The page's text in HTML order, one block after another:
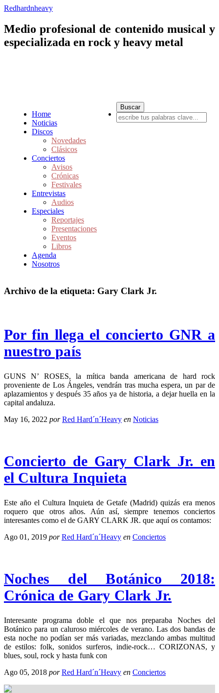
Redhardnheavy
Medio profesional de contenido musical y
especializada en rock y heavy metal
Home
Noticias
Discos
Novedades
Clásicos
Conciertos
Avisos
Crónicas
Festivales
Entrevistas
Audios
Especiales
Reportajes
Presentaciones
Eventos
Libros
Agenda
Nosotros
Archivo de la etiqueta: Gary Clark Jr.
Por fin llega el concierto GNR a
nuestro país
GUNS N’ ROSES, la mítica banda americana de hard rock
proveniente de Los Ángeles, vendrán tras mucha espera, un par de
aplazamientos y después 35 años ya de historia, a dejar huella en la
capital andaluza.
May 16, 2022 por Red Hard´n´Heavy en Noticias
Concierto de Gary Clark Jr. en
el Cultura Inquieta
Este año el Cultura Inquieta de Getafe (Madrid) quizás era menos
roquero que otros años. Aún así, siempre tenemos conciertos
interesantes como el de GARY CLARK JR. que aquí os contamos:
Ago 01, 2019 por Red Hard´n´Heavy en Conciertos
Noches del Botánico 2018:
Crónica de Gary Clark Jr.
Interesante programa doble el que nos preparaba Noches del
Botánico para un caluroso miércoles de verano. Las dos bandas de
esta noche no podían ser más variadas, mezclando ambas multitud
de estilos: folk, sonidos surferos, indie-rock… CORIZONAS, y
blues, soul, rock y hasta funk con
Ago 05, 2018 por Red Hard´n´Heavy en Conciertos